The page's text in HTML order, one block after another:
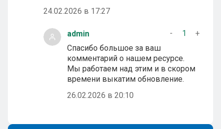
24.02.2026 в 17:27
admin - 1
+
Спасибо большое за ваш
комментарий о нашем ресурсе.
Мы работаем над этим и в скором
времени выкатим обновление.
26.02.2026 в 20:10